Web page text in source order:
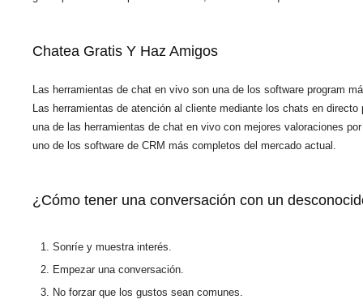
Chatea Gratis Y Haz Amigos
Las herramientas de chat en vivo son una de los software program
Las herramientas de atención al cliente mediante los chats en
una de las herramientas de chat en vivo con mejores valoraciones
uno de los software de CRM más completos del mercado actual.
¿Cómo tener una conversación con un
Sonríe y muestra interés.
Empezar una conversación.
No forzar que los gustos sean comunes.